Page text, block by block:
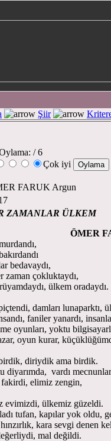
Şiir
/ 6
Çok iyi
FARUK Argun
ZAMANLAR ÜLKEM
FARUK
bedavaydı,
zaman çokluktaydı,
ülkem oradaydı.
damları lunaparktı,
faniler yanardı,
oyunları, yoktu
oyun kurar,
diriydik ama birdik.
diyarımda, vardı
fakirdi, elimiz zengin,
evimizdi, ülkemiz güzeldi.
tufan, kapılar yok oldu,
kara sevgi denen
mal değildi.